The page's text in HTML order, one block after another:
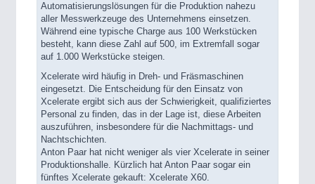
Automatisierungslösungen für die Produktion nahezu
aller Messwerkzeuge des Unternehmens einsetzen.
Während eine typische Charge aus 100 Werkstücken
besteht, kann diese Zahl auf 500, im Extremfall sogar
auf 1.000 Werkstücke steigen.
Xcelerate wird häufig in Dreh- und Fräsmaschinen
eingesetzt. Die Entscheidung für den Einsatz von
Xcelerate ergibt sich aus der Schwierigkeit, qualifiziertes
Personal zu finden, das in der Lage ist, diese Arbeiten
auszuführen, insbesondere für die Nachmittags- und
Nachtschichten.
Anton Paar hat nicht weniger als vier Xcelerate in seiner
Produktionshalle. Kürzlich hat Anton Paar sogar ein
fünftes Xcelerate gekauft: Xcelerate X60.